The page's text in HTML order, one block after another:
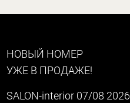
НОВЫЙ НОМЕР
УЖЕ В ПРОДАЖЕ!
SALON-interior 07/08 2026